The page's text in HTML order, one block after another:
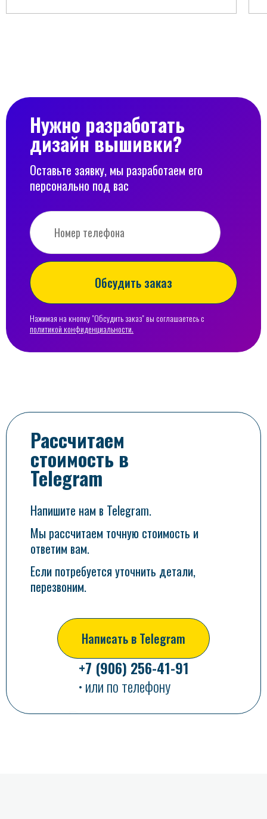
Нужно разработать
дизайн вышивки?
Оставьте заявку, мы разработаем его
персонально под вас
Нажимая на кнопку "Обсудить заказ" вы соглашаетесь с
политикой конфиденциальности.
Рассчитаем
стоимость в
Telegram
Напишите нам в Telegram.
Мы рассчитаем точную стоимость и
ответим вам.
Если потребуется уточнить детали,
перезвоним.
Написать в Telegram
+7 (906) 256-41-91
• или по телефону